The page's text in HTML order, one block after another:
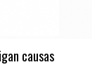
causas